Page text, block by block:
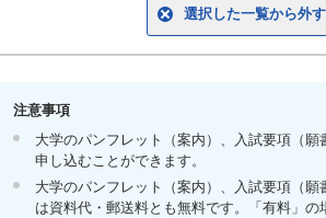
選択した一覧から外す
注意事項
大学のパンフレット（案内）、入試要項（願
申し込むことができます。
大学のパンフレット（案内）、入試要項（願
は資料代・郵送料とも無料です。「有料」の